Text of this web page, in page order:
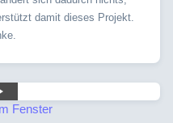
damit dieses Projekt.
Fenster